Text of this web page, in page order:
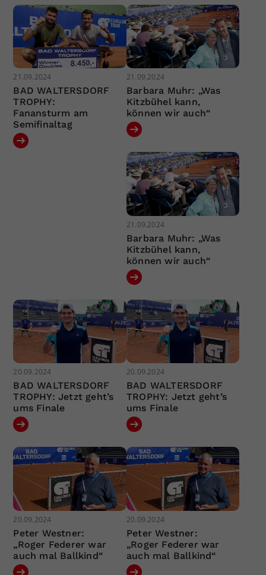
21.09.2024
BAD WALTERSDORF
TROPHY:
Fanansturm am
Semifinaltag
21.09.2024
Barbara Muhr: „Was
Kitzbühel kann,
können wir auch“
21.09.2024
Barbara Muhr: „Was
Kitzbühel kann,
können wir auch“
20.09.2024
BAD WALTERSDORF
TROPHY: Jetzt geht’s
ums Finale
20.09.2024
BAD WALTERSDORF
TROPHY: Jetzt geht’s
ums Finale
20.09.2024
Peter Westner:
„Roger Federer war
auch mal Ballkind“
20.09.2024
Peter Westner:
„Roger Federer war
auch mal Ballkind“